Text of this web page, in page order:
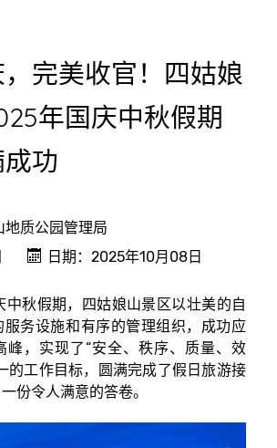
完美收官！四姑娘
年国庆中秋假期
功
地质公园管理局
日期：2025年10月08日
秋假期，四姑娘山景区以壮美的自
务设施和有序的管理组织，成功应
峰，实现了“安全、秩序、质量、效
的工作目标，圆满完成了假日旅游接
份令人满意的答卷。